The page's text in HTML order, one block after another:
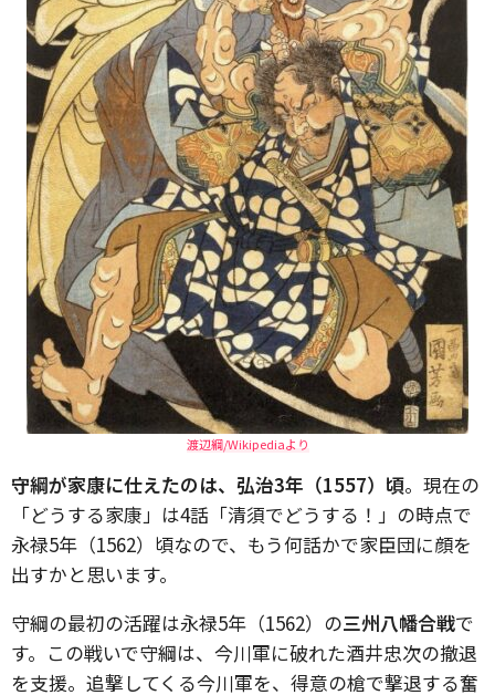
渡辺綱/Wikipediaより
守綱が家康に仕えたのは、弘治3年（1557）頃。現在の
「どうする家康」は4話「清須でどうする！」の時点で
永禄5年（1562）頃なので、もう何話かで家臣団に顔を
出すかと思います。
守綱の最初の活躍は永禄5年（1562）の三州八幡合戦で
す。この戦いで守綱は、今川軍に破れた酒井忠次の撤退
を支援。追撃してくる今川軍を、得意の槍で撃退する奮